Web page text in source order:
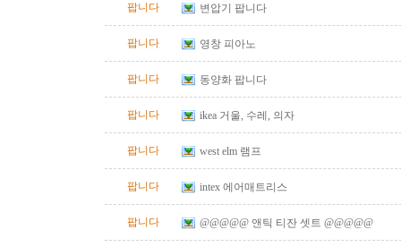
팝니다 변압기 팝니다
팝니다 영창 피아노
팝니다 동양화 팝니다
팝니다 ikea 거울, 수레, 의자
팝니다 west elm 램프
팝니다 intex 에어매트리스
팝니다 @@@@@ 앤틱 티잔 셋트 @@@@@